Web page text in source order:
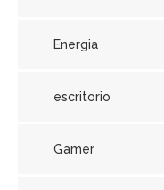
Energia
escritorio
Gamer